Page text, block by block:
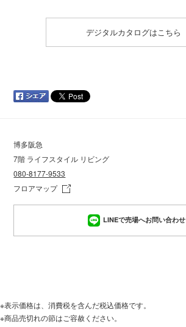
デジタルカタログはこちら
博多阪急
7階 ライフスタイル リビング
080-8177-9533
フロアマップ
LINEで売場へお問い合わせ
※表示価格は、消費税を含んだ税込価格です。
※商品売切れの節はご容赦ください。